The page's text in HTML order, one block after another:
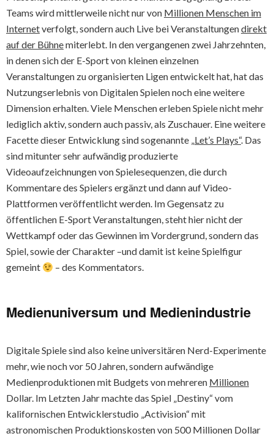
Teams wird mittlerweile nicht nur von Millionen Menschen im
Internetverfolgt, sondern auch Live bei Veranstaltungendirekt
auf der Bühnemiterlebt. In den vergangenen zwei Jahrzehnten,
in denen sich der E-Sport von kleinen einzelnen
Veranstaltungen zu organisierten Ligen entwickelt hat, hat das
Nutzungserlebnis von Digitalen Spielen noch eine weitere
Dimension erhalten. Viele Menschen erleben Spiele nicht mehr
lediglich aktiv, sondern auch passiv, als Zuschauer. Eine weitere
Facette dieser Entwicklung sind sogenannte „Let’s Plays“. Das
sind mitunter sehr aufwändig produzierte
Videoaufzeichnungen von Spielesequenzen, die durch
Kommentare des Spielers ergänzt und dann auf Video-
Plattformen veröffentlicht werden. Im Gegensatz zu
öffentlichen E-Sport Veranstaltungen, steht hier nicht der
Wettkampf oder das Gewinnen im Vordergrund, sondern das
Spiel, sowie der Charakter –und damit ist keine Spielfigur
gemeint
– des Kommentators.
Medienuniversum und Medienindustrie
Digitale Spiele sind also keine universitären Nerd-Experimente
mehr, wie noch vor 50 Jahren, sondern aufwändige
Medienproduktionen mit Budgets von mehreren Millionen
Dollar. Im Letzten Jahr machte das Spiel „Destiny“ vom
kalifornischen Entwicklerstudio „Activision“ mit
astronomischen Produktionskosten von 500 Millionen Dollar